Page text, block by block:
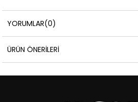
YORUMLAR(0)
ÜRÜN ÖNERILERI